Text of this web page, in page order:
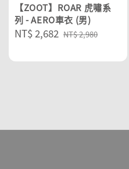
【ZOOT】ROAR 虎嘯系
列 - AERO車衣 (男)
Sale
NT$ 2,682 Regular
NT$ 2,980